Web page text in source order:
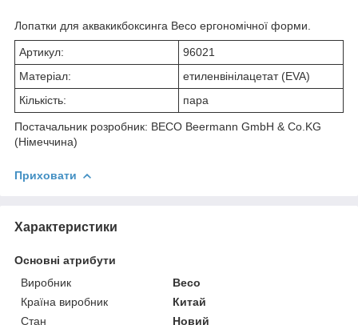
Лопатки для аквакикбоксинга Beco ергономічної форми.
Артикул:
96021
Матеріал:
етиленвінілацетат (EVA)
Кількість:
пара
Постачальник розробник: BECO Beermann GmbH & Co.KG
(Німеччина)
Приховати
Характеристики
Основні атрибути
Виробник
Beco
Країна виробник
Китай
Стан
Новий